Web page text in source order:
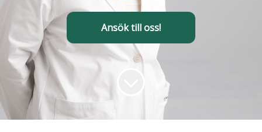
Ansök till oss!